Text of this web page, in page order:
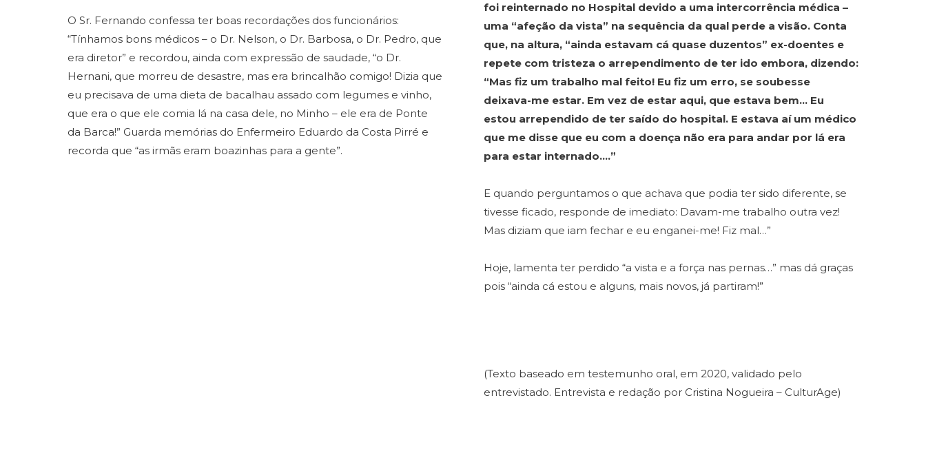
O Sr. Fernando confessa ter boas recordações dos funcionários:
“Tínhamos bons médicos – o Dr. Nelson, o Dr. Barbosa, o Dr. Pedro, que
era diretor” e recordou, ainda com expressão de saudade, “o Dr.
Hernani, que morreu de desastre, mas era brincalhão comigo! Dizia que
eu precisava de uma dieta de bacalhau assado com legumes e vinho,
que era o que ele comia lá na casa dele, no Minho – ele era de Ponte
da Barca!” Guarda memórias do Enfermeiro Eduardo da Costa Pirré e
recorda que “as irmãs eram boazinhas para a gente”.
foi reinternado no Hospital devido a uma intercorrência médica –
uma “afeção da vista” na sequência da qual perde a visão. Conta
que, na altura, “ainda estavam cá quase duzentos” ex-doentes e
repete com tristeza o arrependimento de ter ido embora, dizendo:
“Mas fiz um trabalho mal feito! Eu fiz um erro, se soubesse
deixava-me estar. Em vez de estar aqui, que estava bem… Eu
estou arrependido de ter saído do hospital. E estava aí um médico
que me disse que eu com a doença não era para andar por lá era
para estar internado….”
E quando perguntamos o que achava que podia ter sido diferente, se
tivesse ficado, responde de imediato: Davam-me trabalho outra vez!
Mas diziam que iam fechar e eu enganei-me! Fiz mal…”
Hoje, lamenta ter perdido “a vista e a força nas pernas…” mas dá graças
pois “ainda cá estou e alguns, mais novos, já partiram!”
(Texto baseado em testemunho oral, em 2020, validado pelo
entrevistado. Entrevista e redação por Cristina Nogueira – CulturAge)